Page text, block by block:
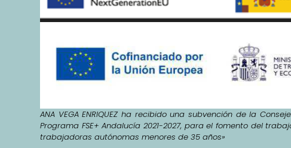
ANA VEGA ENRIQUEZ ha recibido una subvención de la
Programa FSE+ Andalucía 2021-2027, para el fomento del
trabajadoras autónomas menores de 35 años»